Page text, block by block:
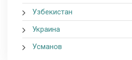
Узбекистан
Украина
Усманов